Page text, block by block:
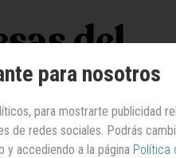
del
Lions
volumen de
para nosotros
para mostrarte publicidad
de redes sociales. Podrás
y accediendo a la página Política